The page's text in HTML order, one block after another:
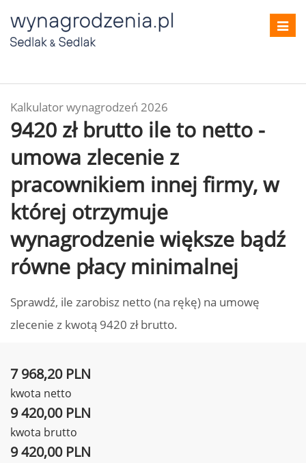
Kalkulator wynagrodzeń 2026
9420 zł brutto ile to netto -
umowa zlecenie z
pracownikiem innej firmy, w
której otrzymuje
wynagrodzenie większe bądź
równe płacy minimalnej
Sprawdź, ile zarobisz netto (na rękę) na umowę
zlecenie z kwotą 9420 zł brutto.
7 968,20 PLN
kwota netto
9 420,00 PLN
kwota brutto
9 420,00 PLN